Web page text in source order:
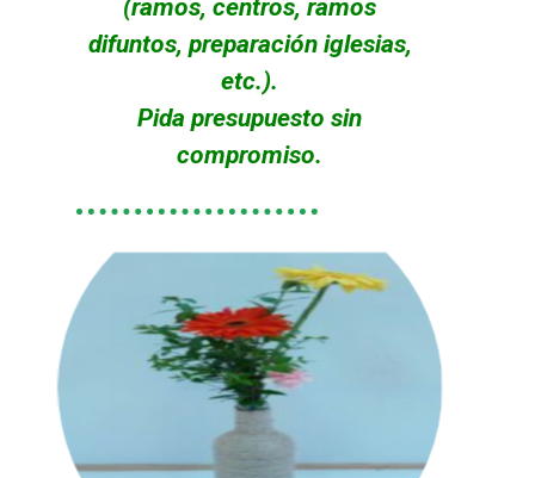
(ramos, centros, ramos
difuntos, preparación iglesias,
etc.).
Pida presupuesto sin
compromiso.